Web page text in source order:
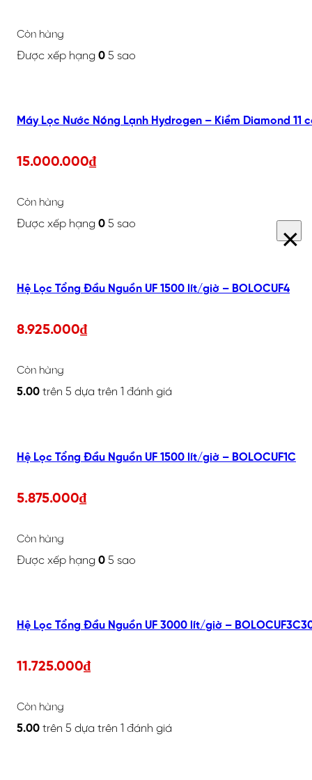
×
Còn hàng
Được xếp hạng 0 5 sao
Máy Lọc Nước Nóng Lạnh Hydrogen – Kiềm Diamond 11
15.000.000₫
Còn hàng
Được xếp hạng 0 5 sao
Hệ Lọc Tổng Đầu Nguồn UF 1500 lít/giờ – BOLOCUF4
8.925.000₫
Còn hàng
5.00 trên 5 dựa trên 1 đánh giá
Hệ Lọc Tổng Đầu Nguồn UF 1500 lít/giờ – BOLOCUF1C
5.875.000₫
Còn hàng
Được xếp hạng 0 5 sao
Hệ Lọc Tổng Đầu Nguồn UF 3000 lít/giờ –
11.725.000₫
Còn hàng
5.00 trên 5 dựa trên 1 đánh giá